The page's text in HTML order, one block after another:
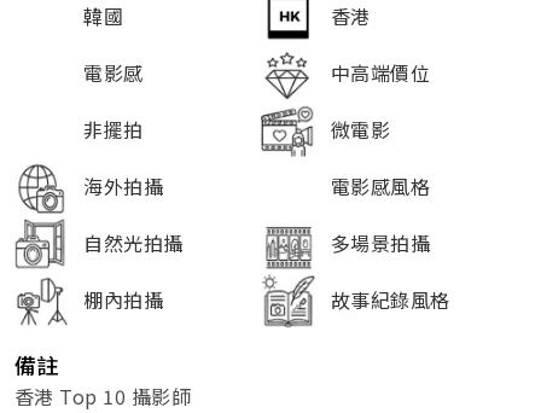
韓國
香港
電影感
中高端價位
非擺拍
微電影
海外拍攝
電影感風格
自然光拍攝
多場景拍攝
棚內拍攝
故事紀錄風格
備註
香港 Top 10 攝影師